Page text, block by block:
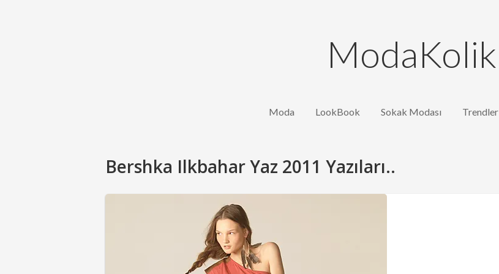
ModaKolik
Moda LookBook Sokak Modası Trendler
Bershka Ilkbahar Yaz 2011 Yazıları..